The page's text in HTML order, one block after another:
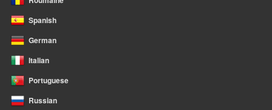
Spanish
German
Italian
Portuguese
Russian